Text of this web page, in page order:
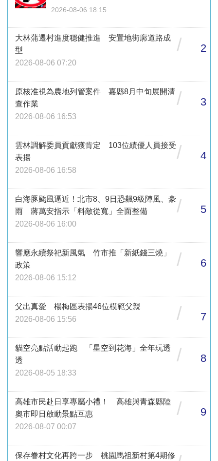
2026-08-06 18:15
大林蒲遷村進度穩健推進 安置地街廓道路成
型
2026-08-06 07:20
/ 2
原核准視為農地列管案件 嘉縣8月中旬展開清
查作業
2026-08-06 16:53
/ 3
雲林調解委員貢獻獲肯定 103位績優人員接受
表揚
2026-08-06 16:58
/ 4
白海豚颱風逼近！北市8、9日恐飆9級陣風、豪
雨 蔣萬安指示「料敵從寬」全面整備
2026-08-06 16:00
/ 5
響應永續祭祀新風氣 竹市推「新紙錢三燒」
政策
2026-08-06 15:12
/ 6
父出真愛 楊梅區表揚46位模範父親
2026-08-06 15:56
/ 7
貓空亮點活動起跑 「星空到花海」全年玩透
透
2026-08-05 18:33
/ 8
高雄市民赴日享專屬小禮！ 高雄與青森縣陸
奧市即日啟動景點互惠
2026-08-07 00:07
/ 9
保存眷村文化再跨一步 桃園馬祖新村第4期修